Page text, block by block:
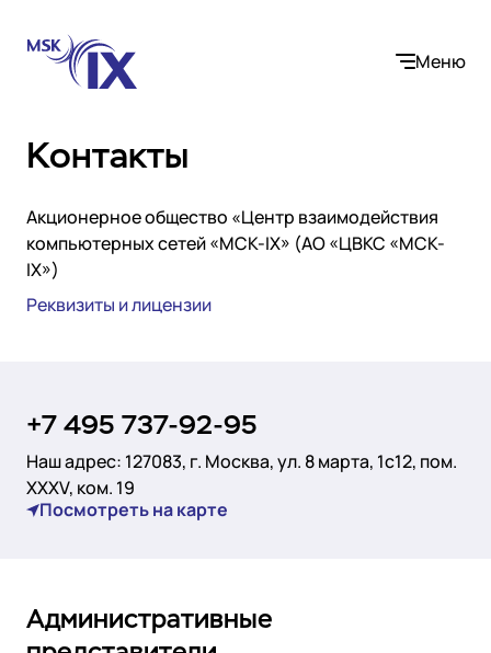
Меню
Компания
О нас
Участники IX
Услуги
Медиалогистика
Медиабаза
Colo
Операторы связи и контент-провайдеры
Электронная торговля
Государство
Компании и организации
Дата-центры
Сообщество
События
Техподдержка
Контакты
Акционерное общество «Центр взаимодействия
компьютерных сетей «МСК-IX» (АО «ЦВКС «МСК-
IX»)
Реквизиты и лицензии
+7 495 737-92-95
Наш адрес: 127083, г. Москва, ул. 8 марта, 1с12, пом.
ХХХV, ком. 19
Посмотреть на карте
Административные